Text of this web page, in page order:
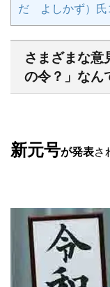
だ よしかず）氏
さまざまな意
の令？」なん
新元号が発表さ